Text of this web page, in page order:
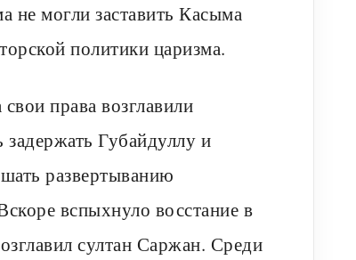
не могли заставить Касыма
политики царизма.
права возглавили
Губайдуллу и
развертыванию
вспыхнуло восстание в
султан Саржан. Среди